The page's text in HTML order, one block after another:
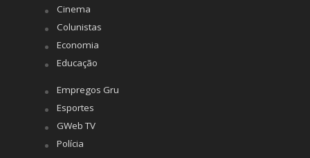
Cinema
Colunistas
Economia
Educação
Empregos Gru
Esportes
GWeb TV
Polícia